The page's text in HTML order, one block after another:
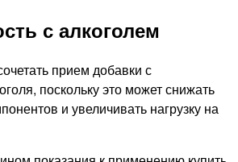
с алкоголем
прием добавки с
поскольку это может снижать
и увеличивать нагрузку на